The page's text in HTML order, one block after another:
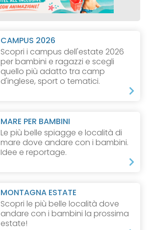
CAMPUS 2026
Scopri i campus dell'estate 2026
per bambini e ragazzi e scegli
quello più adatto tra camp
d'inglese, sport o tematici.
MARE PER BAMBINI
Le più belle spiagge e località di
mare dove andare con i bambini.
Idee e reportage.
MONTAGNA ESTATE
Scopri le più belle località dove
andare con i bambini la prossima
estate!